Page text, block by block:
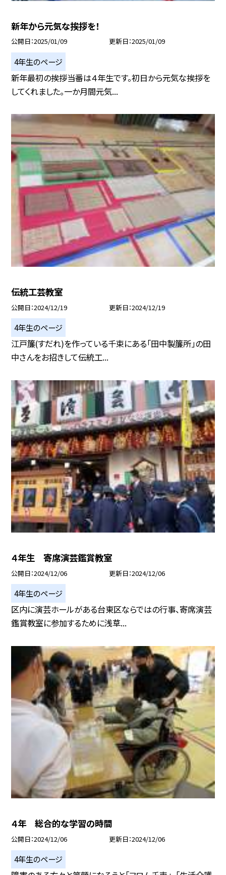
新年から元気な挨拶を！
公開日 2025/01/09 更新日 2025/01/09
4年生のページ
新年最初の挨拶当番は４年生です。初日から元気な挨拶を
してくれました。一か月間元気...
伝統工芸教室
公開日 2024/12/19 更新日 2024/12/19
4年生のページ
江戸簾(すだれ)を作っている千束にある「田中製簾所」の田
中さんをお招きして伝統工...
４年生 寄席演芸鑑賞教室
公開日 2024/12/06 更新日 2024/12/06
4年生のページ
区内に演芸ホールがある台東区ならではの行事、寄席演芸
鑑賞教室に参加するために浅草...
４年 総合的な学習の時間
公開日 2024/12/06 更新日 2024/12/06
4年生のページ